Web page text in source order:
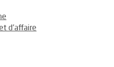
d’affaire